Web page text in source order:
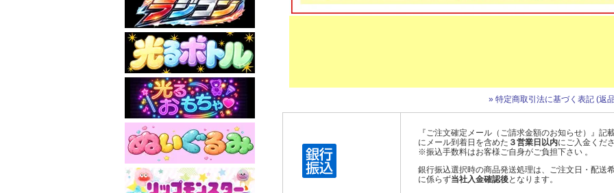
» 特定商取引法に基づく表記 (返
『ご注文確定メール（ご請求金額のお知らせ）』記
にメール到着日を含めた ３営業日以内にご入金くだ
※振込手数料はお客様ご自身がご負担下さい 。
銀行振込選択時の商品発送処理は、ご注文日・配送
に係らず当社入金確認後となります。